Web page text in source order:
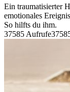
Ein traumatisierter
emotionales
So hilfts du ihm.
37585 Aufrufe